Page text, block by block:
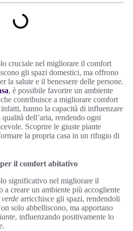
cruciale nel migliorare il comfort
gli spazi domestici, ma offrono
la salute e il benessere delle persone.
, è possibile favorire un ambiente
contribuisce a migliorare comfort
hanno la capacità di influenzare
dell’aria, rendendo ogni
Scoprire le giuste piante
la propria casa in un rifugio di
il comfort abitativo
significativo nel migliorare il
a creare un ambiente più accogliente
arricchisce gli spazi, rendendoli
solo abbelliscono, ma apportano
, influenzando positivamente lo